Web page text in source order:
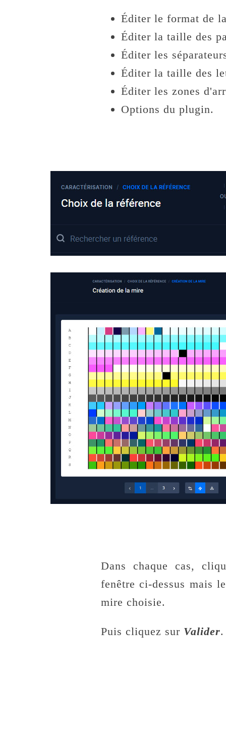
Éditer le format de
Éditer la taille des
Éditer les
Éditer la taille des
Éditer les zones
Options du plugin.
Dans chaque cas,
fenêtre ci-dessus mais
mire choisie.
Puis cliquez sur Valider.